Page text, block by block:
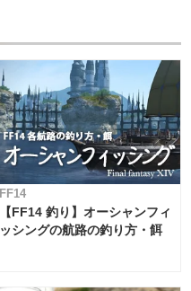
FF14
【FF14 釣り】オーシャンフィ
ッシングの航路の釣り方・餌